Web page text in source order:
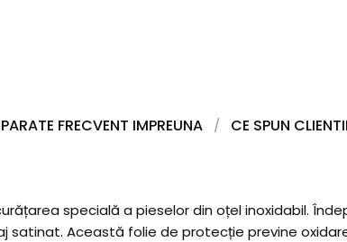
FRECVENT IMPREUNA CE SPUN CLIENTII
specială a pieselor din oțel inoxidabil.
satinat. Această folie de protecție previne